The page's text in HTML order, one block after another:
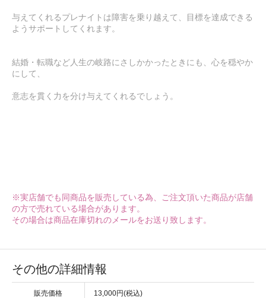
与えてくれるプレナイトは障害を乗り越えて、目標を達成できる
ようサポートしてくれます。
結婚・転職など人生の岐路にさしかかったときにも、心を穏やか
にして、
意志を貫く力を分け与えてくれるでしょう。
※実店舗でも同商品を販売している為、ご注文頂いた商品が店舗
の方で売れている場合があります。
その場合は商品在庫切れのメールをお送り致します。
その他の詳細情報
販売価格 13,000円(税込)